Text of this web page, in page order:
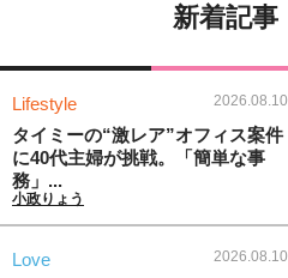
新着記事
Lifestyle 2026.08.10
タイミーの“激レア”オフィス案件
に40代主婦が挑戦。「簡単な事
務」...
小政りょう
Love 2026.08.10